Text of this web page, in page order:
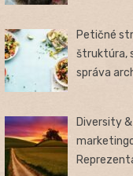
Petičné
štruktúra,
správa
Diversity